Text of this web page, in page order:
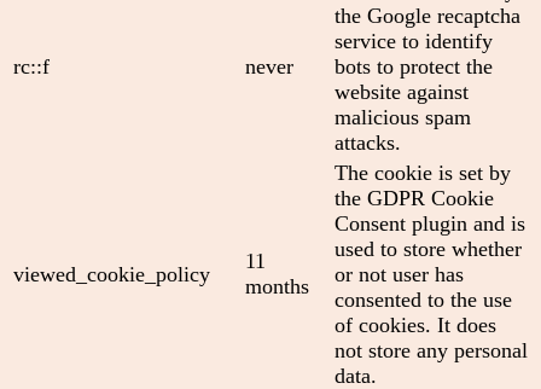
rc::f never
the Google recaptcha
service to identify
bots to protect the
website against
malicious spam
attacks.
viewed_cookie_policy
11
months
The cookie is set by
the GDPR Cookie
Consent plugin and is
used to store whether
or not user has
consented to the use
of cookies. It does
not store any personal
data.